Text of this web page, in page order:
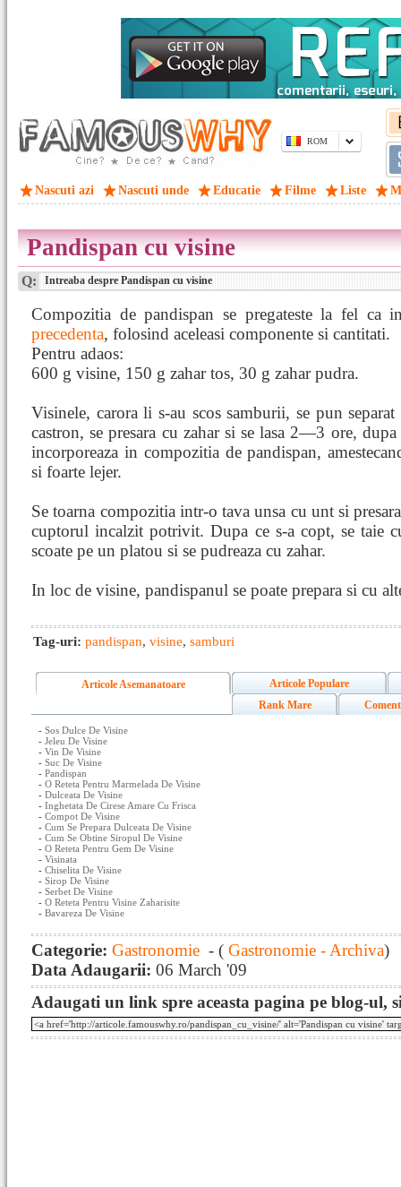
ROM
Nascuti azi Nascuti unde Educatie Filme Liste
Pandispan cu visine
Q: Intreaba despre Pandispan cu visine
Compozitia de pandispan se pregateste la fel ca
precedenta, folosind aceleasi componente si cantitati.
Pentru adaos:
600 g visine, 150 g zahar tos, 30 g zahar pudra.
Visinele, carora li s-au scos samburii, se pun
castron, se presara cu zahar si se lasa 2—3 ore, dupa
incorporeaza in compozitia de pandispan,
si foarte lejer.
Se toarna compozitia intr-o tava unsa cu unt si
cuptorul incalzit potrivit. Dupa ce s-a copt, se taie
scoate pe un platou si se pudreaza cu zahar.
In loc de visine, pandispanul se poate prepara si cu
Tag-uri: pandispan, visine, samburi
Articole Asemanatoare
Articole Populare
Rank Mare
- Sos Dulce De Visine
- Jeleu De Visine
- Vin De Visine
- Suc De Visine
- Pandispan
- O Reteta Pentru Marmelada De Visine
- Dulceata De Visine
- Inghetata De Cirese Amare Cu Frisca
- Compot De Visine
- Cum Se Prepara Dulceata De Visine
- Cum Se Obtine Siropul De Visine
- O Reteta Pentru Gem De Visine
- Visinata
- Chiselita De Visine
- Sirop De Visine
- Serbet De Visine
- O Reteta Pentru Visine Zaharisite
- Bavareza De Visine
Categorie: Gastronomie - ( Gastronomie - Archiva)
Data Adaugarii: 06 March '09
Adaugati un link spre aceasta pagina pe blog-ul,